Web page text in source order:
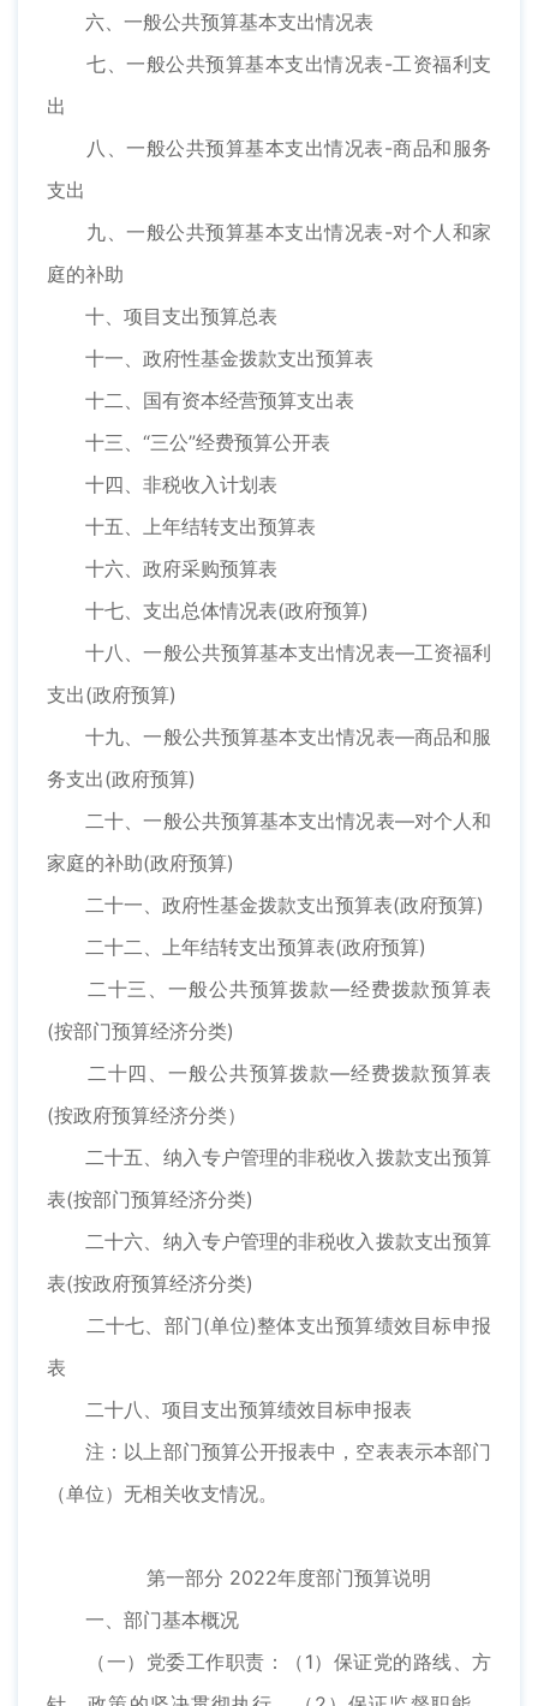
六、一般公共预算基本支出情况表
七、一般公共预算基本支出情况表-工资福利支
出
八、一般公共预算基本支出情况表-商品和服务
支出
九、一般公共预算基本支出情况表-对个人和家
庭的补助
十、项目支出预算总表
十一、政府性基金拨款支出预算表
十二、国有资本经营预算支出表
十三、“三公”经费预算公开表
十四、非税收入计划表
十五、上年结转支出预算表
十六、政府采购预算表
十七、支出总体情况表(政府预算)
十八、一般公共预算基本支出情况表—工资福利
支出(政府预算)
十九、一般公共预算基本支出情况表—商品和服
务支出(政府预算)
二十、一般公共预算基本支出情况表—对个人和
家庭的补助(政府预算)
二十一、政府性基金拨款支出预算表(政府预算)
二十二、上年结转支出预算表(政府预算)
二十三、一般公共预算拨款—经费拨款预算表
(按部门预算经济分类)
二十四、一般公共预算拨款—经费拨款预算表
(按政府预算经济分类）
二十五、纳入专户管理的非税收入拨款支出预算
表(按部门预算经济分类)
二十六、纳入专户管理的非税收入拨款支出预算
表(按政府预算经济分类)
二十七、部门(单位)整体支出预算绩效目标申报
表
二十八、项目支出预算绩效目标申报表
注：以上部门预算公开报表中，空表表示本部门
（单位）无相关收支情况。
第一部分 2022年度部门预算说明
一、部门基本概况
（一）党委工作职责：（1）保证党的路线、方